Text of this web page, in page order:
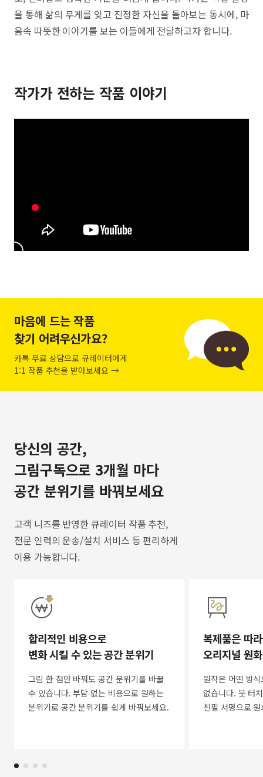
을 통해 삶의 무게를 잊고 진정한 자신을 돌아보는 동시에, 마
음속 따뜻한 이야기를 보는 이들에게 전달하고자 합니다.
작가가 전하는 작품 이야기
마음에 드는 작품
찾기 어려우신가요?
카톡 무료 상담으로 큐레이터에게
1:1 작품 추천을 받아보세요 →
당신의 공간,
그림구독으로 3개월 마다
공간 분위기를 바꿔보세요
고객 니즈를 반영한 큐레이터 작품 추천,
전문 인력의 운송/설치 서비스 등 편리하게
이용 가능합니다.
합리적인 비용으로
변화 시킬 수 있는 공간 분위기
그림 한 점만 바꿔도 공간 분위기를 바꿀
수 있습니다. 부담 없는 비용으로 원하는
분위기로 공간 분위기를 쉽게 바꿔보세요.
복제품은 따
오리지널 원
원작은 어떤 방
없습니다. 붓 터
친필 서명으로